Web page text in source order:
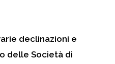
declinazioni e
delle Società di